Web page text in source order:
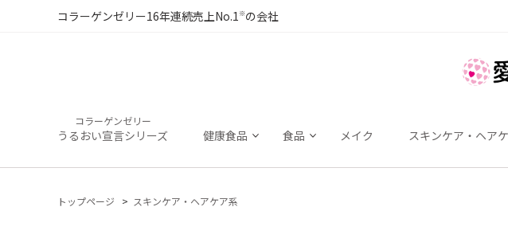
コラーゲンゼリー16年連続売上No.1※の会社
コラーゲンゼリー
うるおい宣言シリーズ 健康食品 食品 メイク スキンケア・ヘア
トップページ スキンケア・ヘアケア系